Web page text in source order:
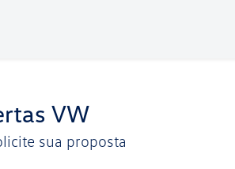
VW
sua proposta